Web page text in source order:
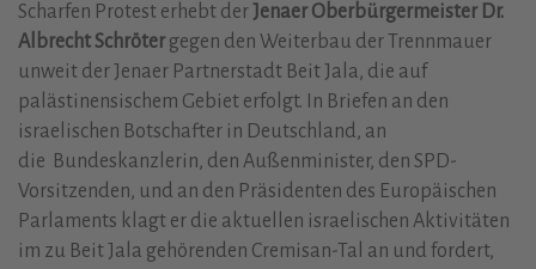
Scharfen Protest erhebt derJenaer Oberbürgermeister Dr.
Albrecht Schrötergegen den Weiterbau der Trennmauer
unweit der Jenaer Partnerstadt Beit Jala, die auf
palästinensischem Gebiet erfolgt. In Briefen an den
israelischen Botschafter in Deutschland, an
die Bundeskanzlerin, den Außenminister, den SPD-
Vorsitzenden, und an den Präsidenten des Europäischen
Parlaments klagt er die aktuellen israelischen Aktivitäten
im zu Beit Jala gehörenden Cremisan-Tal an und fordert,